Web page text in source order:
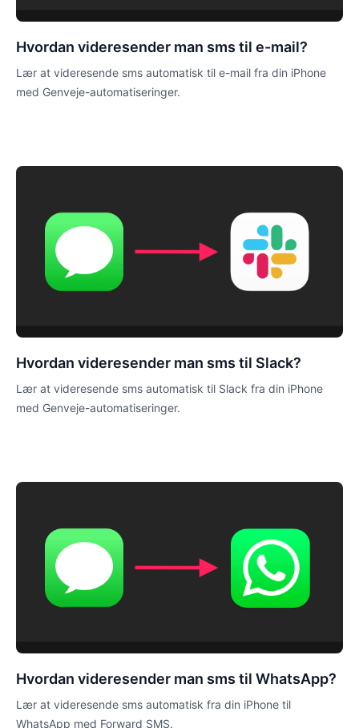
Hvordan videresender man sms til e-mail?
Lær at videresende sms automatisk til e-mail fra din iPhone
med Genveje-automatiseringer.
Hvordan videresender man sms til Slack?
Lær at videresende sms automatisk til Slack fra din iPhone
med Genveje-automatiseringer.
Hvordan videresender man sms til WhatsApp?
Lær at videresende sms automatisk fra din iPhone til
WhatsApp med Forward SMS.